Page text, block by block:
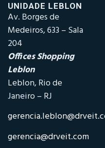
UNIDADE LEBLON
Av. Borges de
Medeiros, 633 – Sala
204
Offices Shopping
Leblon
Leblon, Rio de
Janeiro – RJ
gerencia@drveit.com